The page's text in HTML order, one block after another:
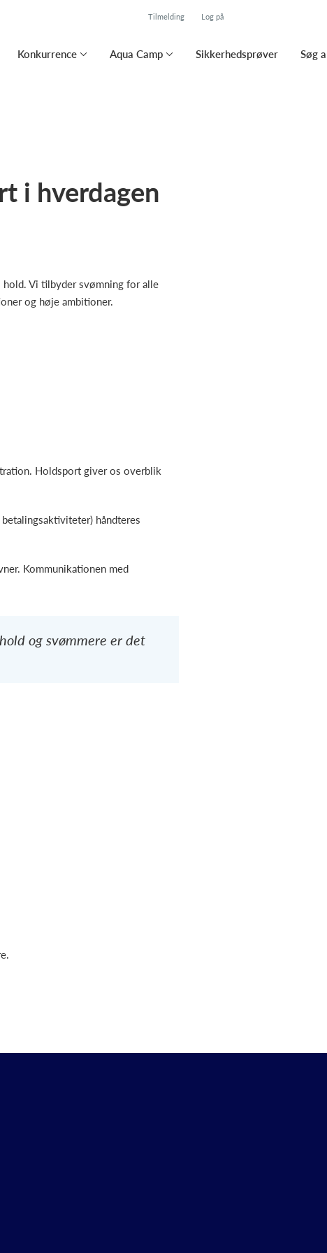
Tilmelding Log på
Konkurrence Aqua Camp Sikkerhedsprøver Søg
i hverdagen
Vi tilbyder svømning for alle
og høje ambitioner.
Holdsport giver os overblik
håndteres
Kommunikationen med
og svømmere er det